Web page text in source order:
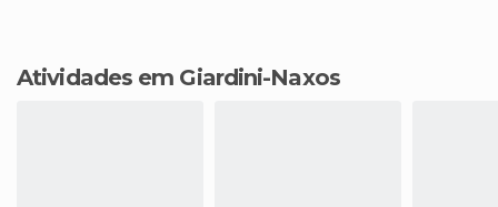
Atividades em Giardini-Naxos